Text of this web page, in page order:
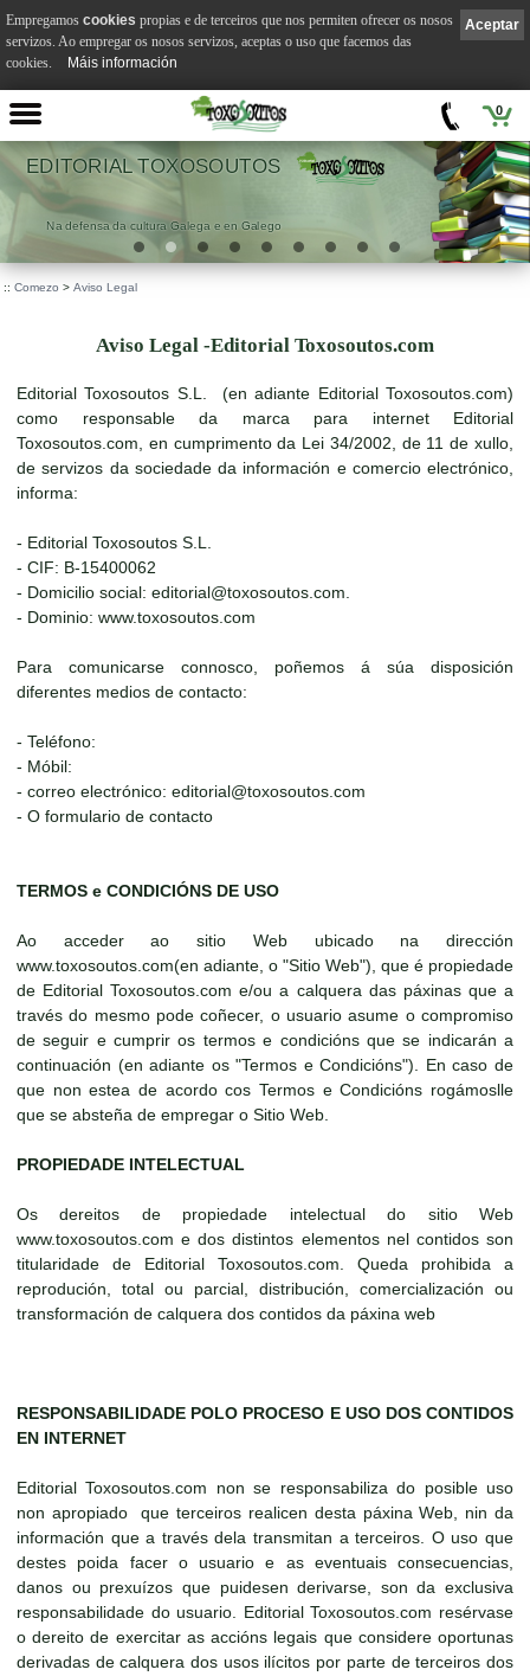
0
EDITORIAL TOXOSOUTOS
Na defensa da cultura Galega e en Galego
:: Comezo > Aviso Legal
Aviso Legal -Editorial Toxosoutos.com
Editorial Toxosoutos S.L. (en adiante Editorial Toxosoutos.com)
como responsable da marca para internet Editorial
Toxosoutos.com, en cumprimento da Lei 34/2002, de 11 de xullo,
de servizos da sociedade da información e comercio electrónico,
informa:
- Editorial Toxosoutos S.L.
- CIF: B-15400062
- Domicilio social: editorial@toxosoutos.com.
- Dominio: www.toxosoutos.com
Para comunicarse connosco, poñemos á súa disposición
diferentes medios de contacto:
- Teléfono:
- Móbil:
- correo electrónico: editorial@toxosoutos.com
- O formulario de contacto
TERMOS e CONDICIÓNS DE USO
Ao acceder ao sitio Web ubicado na dirección
www.toxosoutos.com(en adiante, o "Sitio Web"), que é propiedade
de Editorial Toxosoutos.com e/ou a calquera das páxinas que a
través do mesmo pode coñecer, o usuario asume o compromiso
de seguir e cumprir os termos e condicións que se indicarán a
continuación (en adiante os "Termos e Condicións"). En caso de
que non estea de acordo cos Termos e Condicións rogámoslle
que se absteña de empregar o Sitio Web.
PROPIEDADE INTELECTUAL
Os dereitos de propiedade intelectual do sitio Web
www.toxosoutos.com e dos distintos elementos nel contidos son
titularidade de Editorial Toxosoutos.com. Queda prohibida a
reprodución, total ou parcial, distribución, comercialización ou
transformación de calquera dos contidos da páxina web
RESPONSABILIDADE POLO PROCESO E USO DOS CONTIDOS
EN INTERNET
Editorial Toxosoutos.com non se responsabiliza do posible uso
non apropiado que terceiros realicen desta páxina Web, nin da
información que a través dela transmitan a terceiros. O uso que
destes poida facer o usuario e as eventuais consecuencias,
danos ou prexuízos que puidesen derivarse, son da exclusiva
responsabilidade do usuario. Editorial Toxosoutos.com resérvase
o dereito de exercitar as accións legais que considere oportunas
derivadas de calquera dos usos ilícitos por parte de terceiros dos
Aceptar
Empregamos cookies propias e de terceiros que nos permiten ofrecer os nosos
servizos. Ao empregar os nosos servizos, aceptas o uso que facemos das
cookies.
Máis información